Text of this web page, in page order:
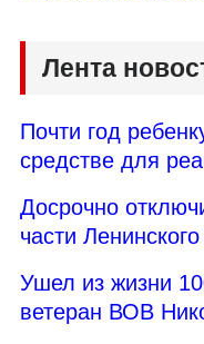
Лента
Почти год
средстве для
Досрочно
части
Ушел из жизни
ветеран ВОВ